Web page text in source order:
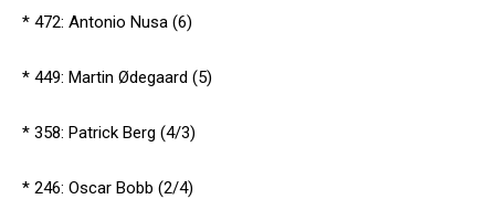
* 472: Antonio Nusa (6)
* 449: Martin Ødegaard (5)
* 358: Patrick Berg (4/3)
* 246: Oscar Bobb (2/4)